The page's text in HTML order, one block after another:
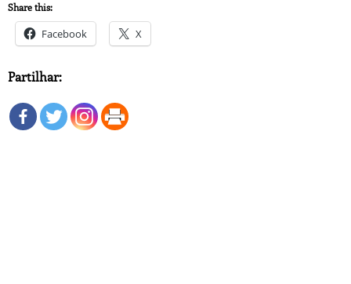
Share this:
Facebook X
Partilhar: